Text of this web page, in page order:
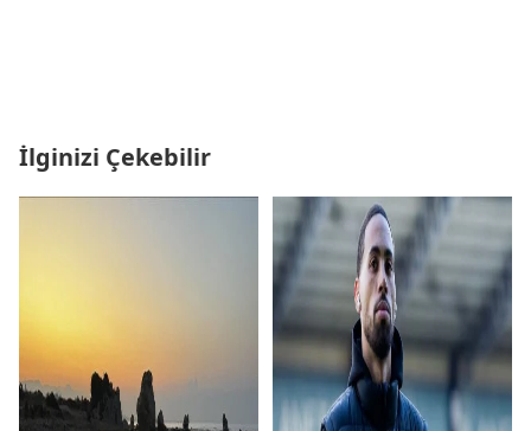
İlginizi Çekebilir